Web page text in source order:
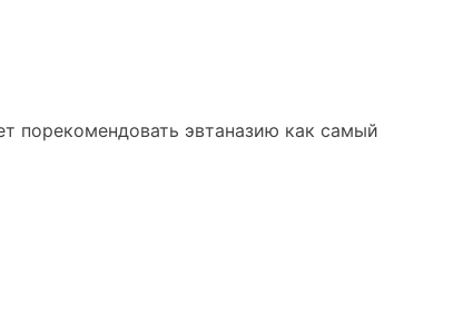
порекомендовать эвтаназию как самый